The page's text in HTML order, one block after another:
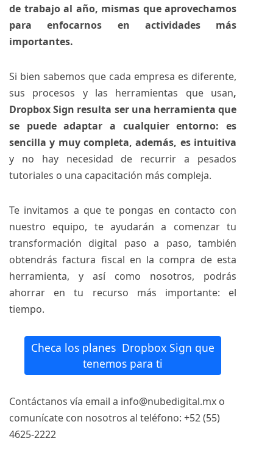
de trabajo al año, mismas que aprovechamos
para enfocarnos en actividades más
importantes.
Si bien sabemos que cada empresa es diferente,
sus procesos y las herramientas que usan,
Dropbox Sign resulta ser una herramienta que
se puede adaptar a cualquier entorno: es
sencilla y muy completa, además, es intuitiva
y no hay necesidad de recurrir a pesados
tutoriales o una capacitación más compleja.
Te invitamos a que te pongas en contacto con
nuestro equipo, te ayudarán a comenzar tu
transformación digital paso a paso, también
obtendrás factura fiscal en la compra de esta
herramienta, y así como nosotros, podrás
ahorrar en tu recurso más importante: el
tiempo.
Checa los planes Dropbox Sign que
tenemos para ti
Contáctanos vía email a info@nubedigital.mx o
comunícate con nosotros al teléfono: +52 (55)
4625-2222